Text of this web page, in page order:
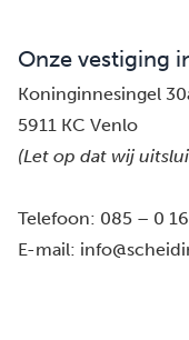
Onze vestiging
Koninginnesingel
5911 KC Venlo
(Let op dat wij
Telefoon: 085 – 0
E-mail: